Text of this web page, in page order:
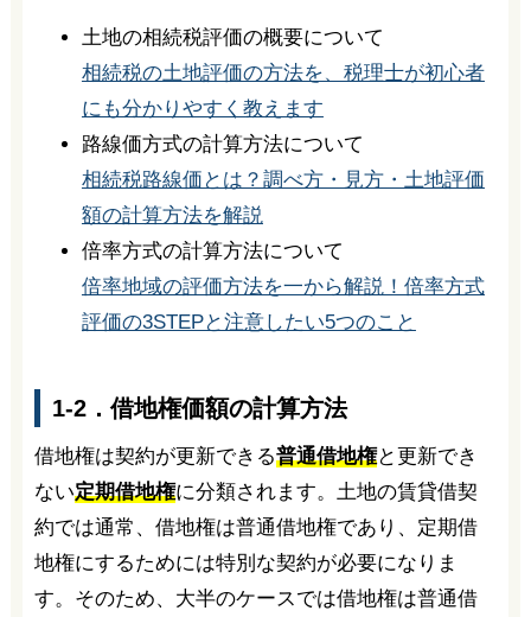
土地の相続税評価の概要について
相続税の土地評価の方法を、税理士が初心者
にも分かりやすく教えます
路線価方式の計算方法について
相続税路線価とは？調べ方・見方・土地評価
額の計算方法を解説
倍率方式の計算方法について
倍率地域の評価方法を一から解説！倍率方式
評価の3STEPと注意したい5つのこと
1-2．借地権価額の計算方法
借地権は契約が更新できる普通借地権と更新でき
ない定期借地権に分類されます。土地の賃貸借契
約では通常、借地権は普通借地権であり、定期借
地権にするためには特別な契約が必要になりま
す。そのため、大半のケースでは借地権は普通借